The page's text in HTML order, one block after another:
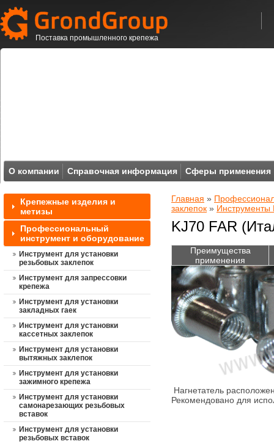
Поставка промышленного крепежа
О компании Справочная информация Сферы применения
Главная »
заклепок » Инструменты
KJ70 FAR
Преимущества
применения
Нагнетатель
Рекомендовано для
Крепежные изделия и
метизы
Профессиональный
инструмент и оборудование
Инструмент для установки
резьбовых заклепок
Инструмент для запрессовки
крепежа
Инструмент для установки
закладных гаек
Инструмент для установки
кассетных заклепок
Инструмент для установки
вытяжных заклепок
Инструмент для установки
зажимного крепежа
Инструмент для установки
самонарезающих резьбовых
вставок
Инструмент для установки
резьбовых вставок